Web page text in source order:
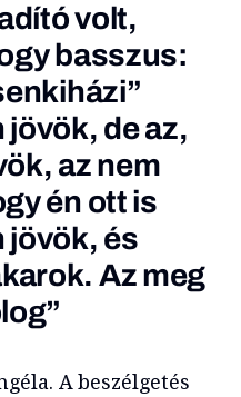
volt,
basszus:
de az,
az nem
én ott is
jövök, és
Az meg
A beszélgetés